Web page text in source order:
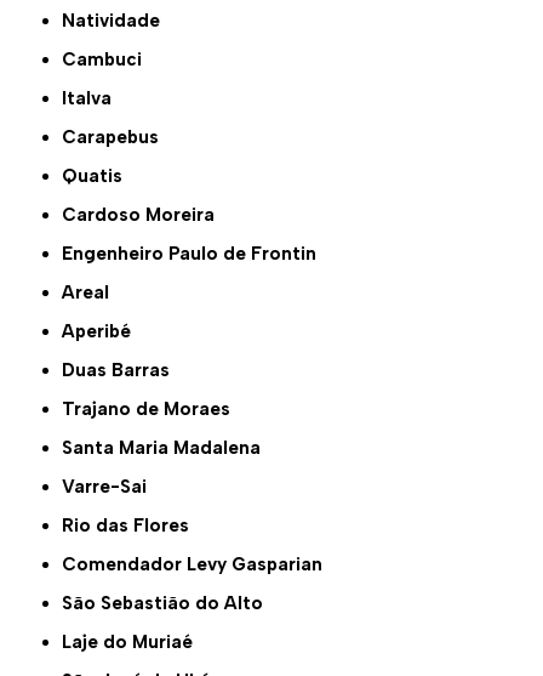
Natividade
Cambuci
Italva
Carapebus
Quatis
Cardoso Moreira
Engenheiro Paulo de Frontin
Areal
Aperibé
Duas Barras
Trajano de Moraes
Santa Maria Madalena
Varre-Sai
Rio das Flores
Comendador Levy Gasparian
São Sebastião do Alto
Laje do Muriaé